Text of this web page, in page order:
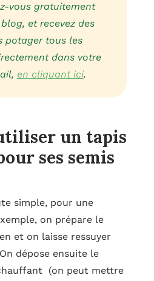
vous gratuitement
et recevez des
potager tous les
dans votre
en cliquant ici.
un tapis
ses semis
simple, pour une
on prépare le
et on laisse ressuyer
dépose ensuite le
(on peut mettre